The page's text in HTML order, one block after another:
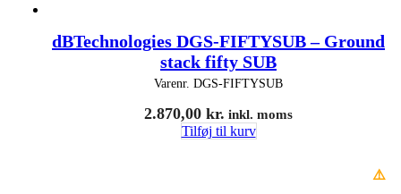
dBTechnologies DGS-FIFTYSUB – Ground
stack fifty SUB
Varenr. DGS-FIFTYSUB
2.870,00 kr. inkl. moms
Tilføj til kurv
⚠️